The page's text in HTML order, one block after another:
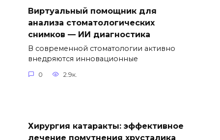
Виртуальный помощник для
анализа стоматологических
снимков — ИИ диагностика
В современной стоматологии активно
внедряются инновационные
0 2.9к.
Хирургия катаракты: эффективное
лечение помутнения хрусталика